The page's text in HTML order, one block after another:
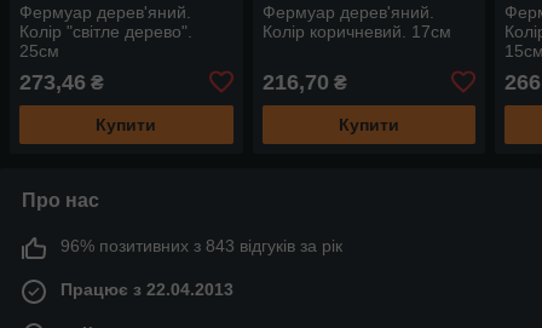
Фермуар дерев'яний.
Колір "світле дерево".
25см
273,46 ₴
Купити
Фермуар дерев'яний.
Колір коричневий. 17см
216,70 ₴
Купити
Про нас
96% позитивних з 843 відгуків за рік
Працює з 22.04.2013